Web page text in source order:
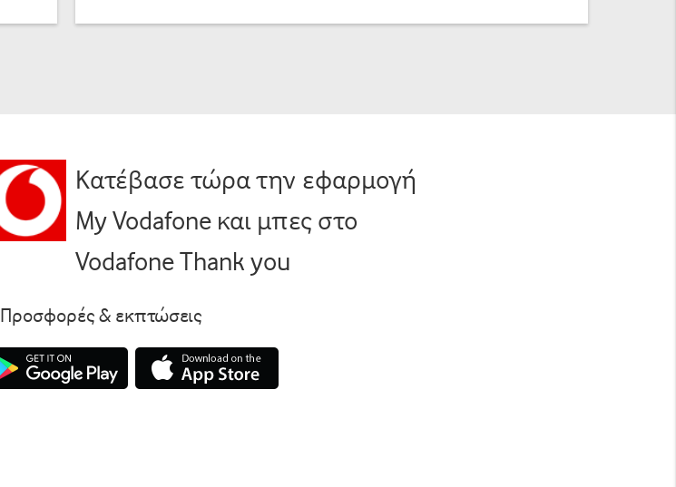
Κατέβασε τώρα την εφαρμογή
My Vodafone και μπες στο
Vodafone Thank you
Προσφορές & εκπτώσεις